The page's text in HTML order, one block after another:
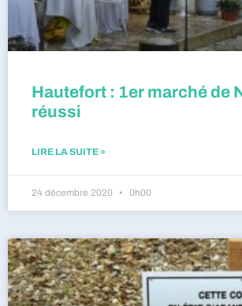
Hautefort : 1er marché de
réussi
LIRE LA SUITE »
24 décembre 2020 0h00